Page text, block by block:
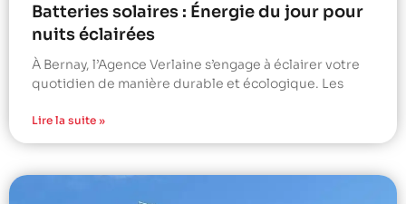
Batteries solaires : Énergie du jour pour
nuits éclairées
À Bernay, l’Agence Verlaine s’engage à éclairer votre
quotidien de manière durable et écologique. Les
Lire la suite »